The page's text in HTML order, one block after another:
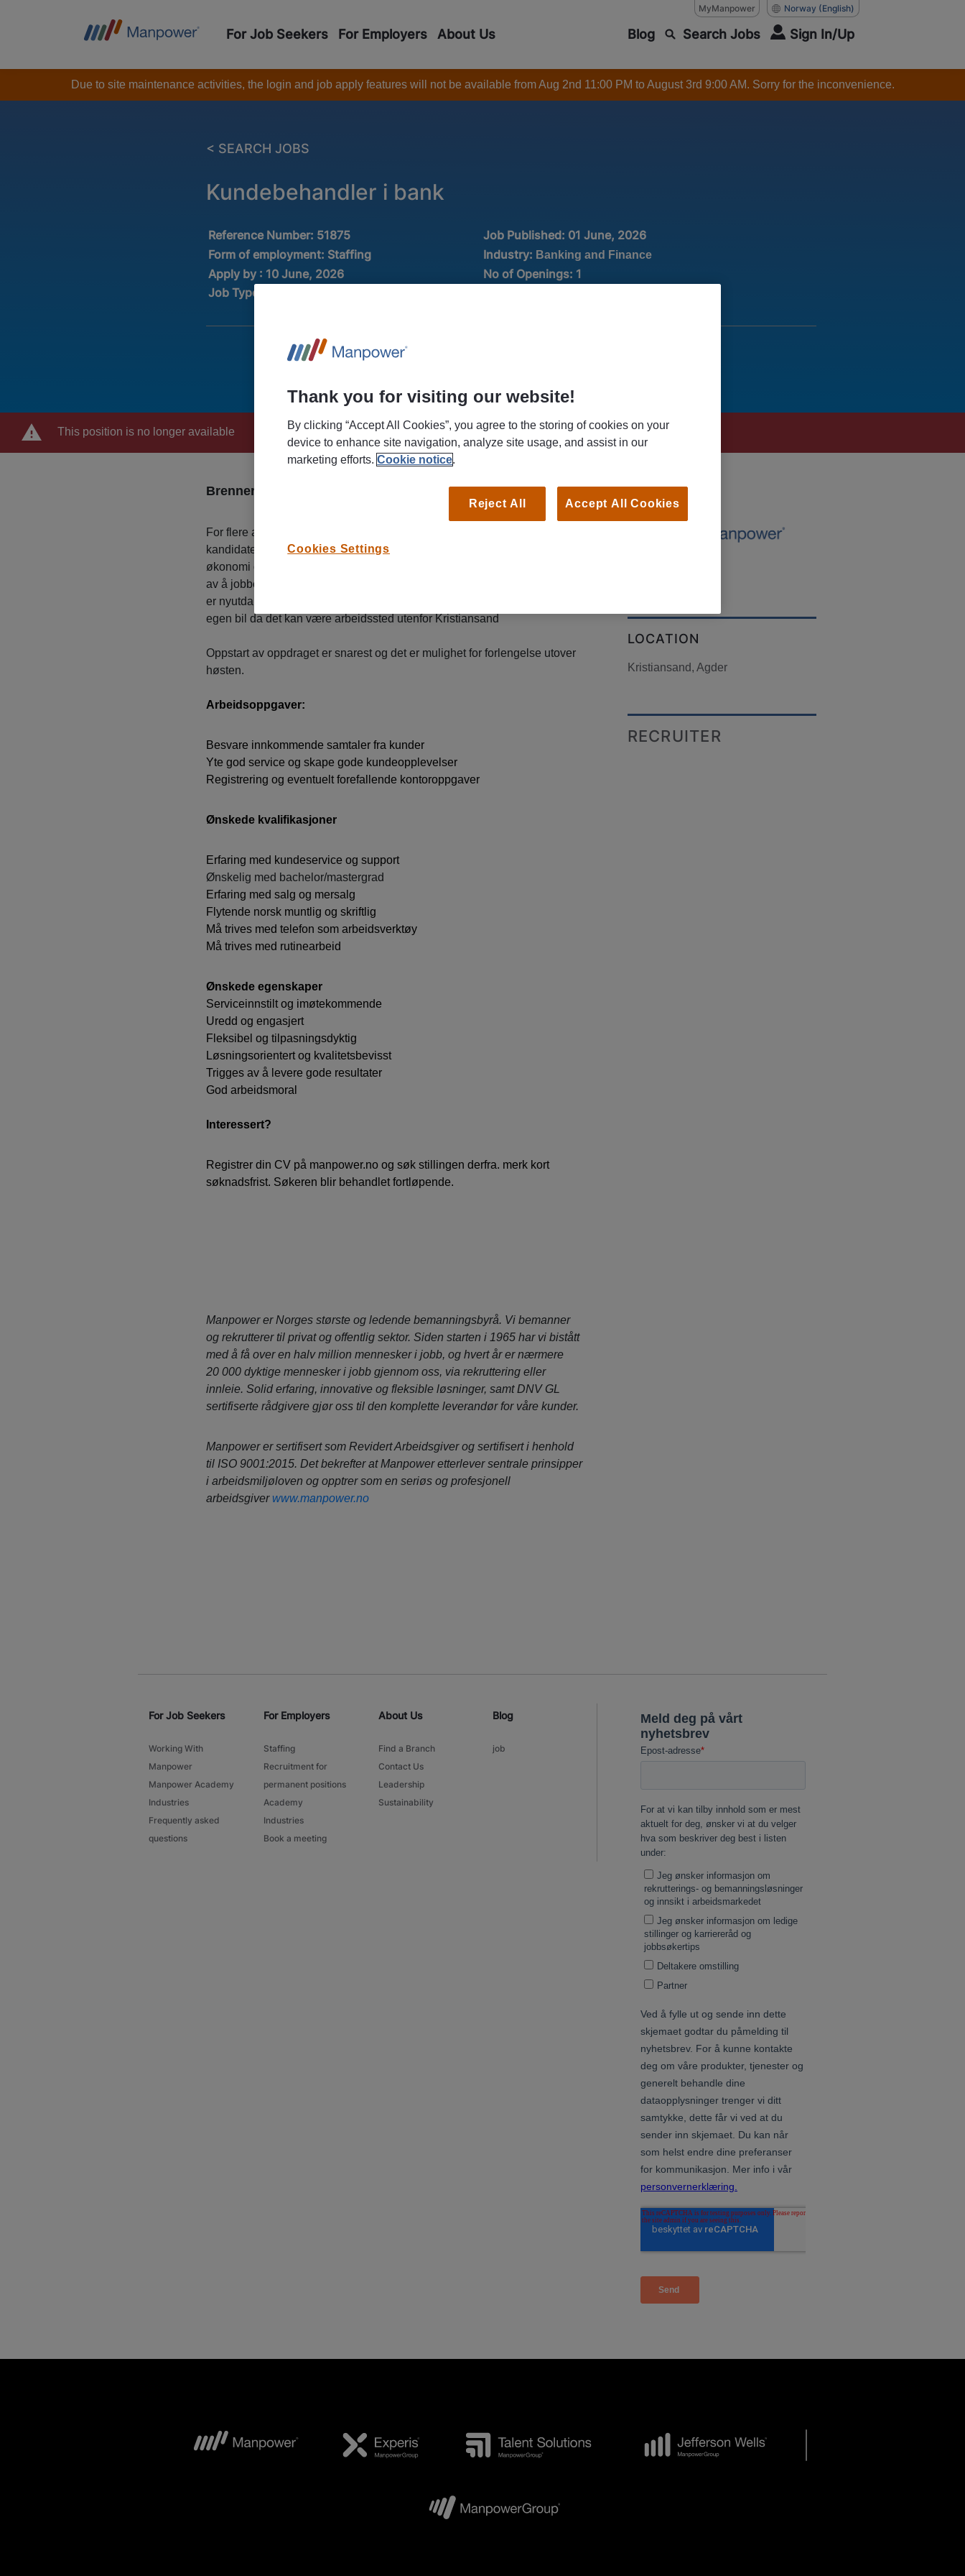
MyManpower Norway (English)
For Job Seekers For Employers About Us Blog Search Jobs Sign In/Up
Due to site maintenance activities, the login and job apply features will not be available from Aug 2nd 11:00 PM to August 3rd 9:00 AM. Sorry for the inconvenience.
< SEARCH JOBS
Kundebehandler i bank
Reference Number: 51875 Job Published: 01 June, 2026
Form of employment: Staffing Industry: Banking and Finance
Apply by : 10 June, 2026 No of Openings: 1
Job Type:
This position is no longer available
Brenner du for å gi gode kundeopplevelser?
For flere av våre samarbeidspartnere søker vi ambisiøse og uredde
kandidater som ønsker å jobbe med salg og kundebehandling innen
økonomi og bank. Har du gode relasjonsskapende egenskaper og trigges
av å jobbe mot mål, så kanskje du er den vi ser etter? Vi ser etter deg som
er nyutdannet og ønsker en fulltidsjobb. Det er fint om du har tilgang på
egen bil da det kan være arbeidssted utenfor Kristiansand
Oppstart av oppdraget er snarest og det er mulighet for forlengelse utover
høsten.
Arbeidsoppgaver:
Besvare innkommende samtaler fra kunder
Yte god service og skape gode kundeopplevelser
Registrering og eventuelt forefallende kontoroppgaver
Ønskede kvalifikasjoner
Erfaring med kundeservice og support
Ønskelig med bachelor/mastergrad
Erfaring med salg og mersalg
Flytende norsk muntlig og skriftlig
Må trives med telefon som arbeidsverktøy
Må trives med rutinearbeid
Ønskede egenskaper
Serviceinnstilt og imøtekommende
Uredd og engasjert
Fleksibel og tilpasningsdyktig
Løsningsorientert og kvalitetsbevisst
Trigges av å levere gode resultater
God arbeidsmoral
Interessert?
Registrer din CV på manpower.no og søk stillingen derfra. merk kort
søknadsfrist. Søkeren blir behandlet fortløpende.
Manpower er Norges største og ledende bemanningsbyrå. Vi bemanner
og rekrutterer til privat og offentlig sektor. Siden starten i 1965 har vi bistått
med å få over en halv million mennesker i jobb, og hvert år er nærmere
20 000 dyktige mennesker i jobb gjennom oss, via rekruttering eller
innleie. Solid erfaring, innovative og fleksible løsninger, samt DNV GL
sertifiserte rådgivere gjør oss til den komplette leverandør for våre kunder.
Manpowerer sertifisert som Revidert Arbeidsgiver og sertifisert i henhold
til ISO 9001:2015. Det bekrefter at Manpower etterlever sentrale prinsipper
i arbeidsmiljøloven og opptrer som en seriøs og profesjonell
arbeidsgiver www.manpower.no
LOCATION
Kristiansand, Agder
RECRUITER
For Job Seekers
Working With
Manpower
Manpower Academy
Industries
Frequently asked
questions
For Employers
Staffing
Recruitment for
permanent positions
Academy
Industries
Book a meeting
About Us
Find a Branch
Contact Us
Leadership
Sustainability
Blog
job
Thank you for visiting our website!
By clicking “Accept All Cookies”, you agree to the storing of cookies on your
device to enhance site navigation, analyze site usage, and assist in our
marketing efforts.Cookie notice.
Cookies Settings
Reject All Accept All Cookies